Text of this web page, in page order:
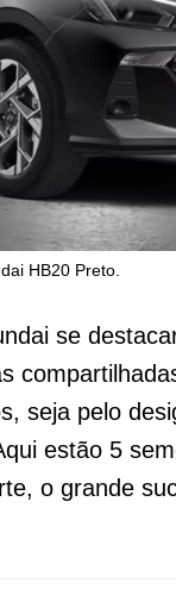
HB20 Preto.
se
seja pelo
estão 5
o grande